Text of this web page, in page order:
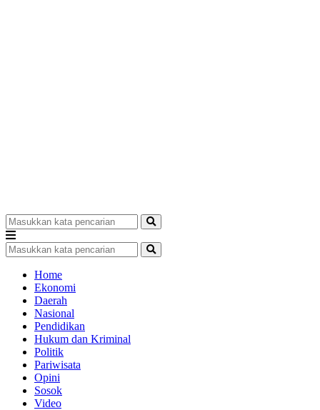
Home
Ekonomi
Daerah
Nasional
Pendidikan
Hukum dan Kriminal
Politik
Pariwisata
Opini
Sosok
Video